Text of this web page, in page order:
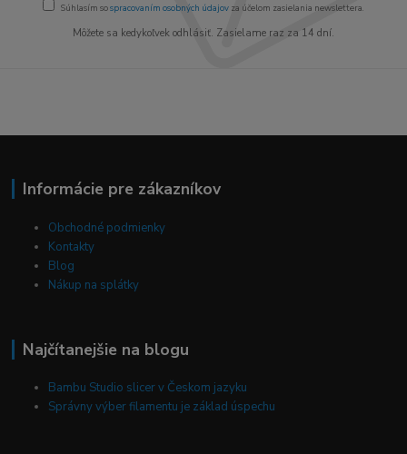
Súhlasím sospracovaním osobných údajov za účelom zasielania newslettera.
Môžete sa kedykoľvek odhlásiť. Zasielame raz za 14 dní.
Informácie pre zákazníkov
Obchodné podmienky
Kontakty
Blog
Nákup na splátky
Najčítanejšie na blogu
Bambu Studio slicer v Českom jazyku
Správny výber filamentu je základ úspechu